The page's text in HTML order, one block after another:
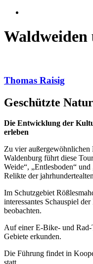
Waldweiden
Thomas Raisig
Geschützte
Die Entwicklung der
erleben
Zu vier außergewöhnlichen
Waldenburg führt diese
Weide“, „Entlesboden“
Relikte der
Im Schutzgebiet
interessantes Schauspiel
beobachten.
Auf einer E-Bike- und
Gebiete erkunden.
Die Führung findet in